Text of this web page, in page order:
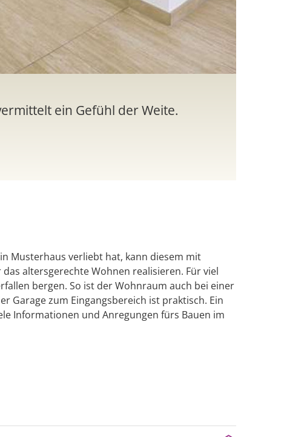
ein Gefühl der Weite.
Musterhaus verliebt hat, kann diesem mit
altersgerechte Wohnen realisieren. Für viel
bergen. So ist der Wohnraum auch bei einer
Garage zum Eingangsbereich ist praktisch. Ein
Informationen und Anregungen fürs Bauen im